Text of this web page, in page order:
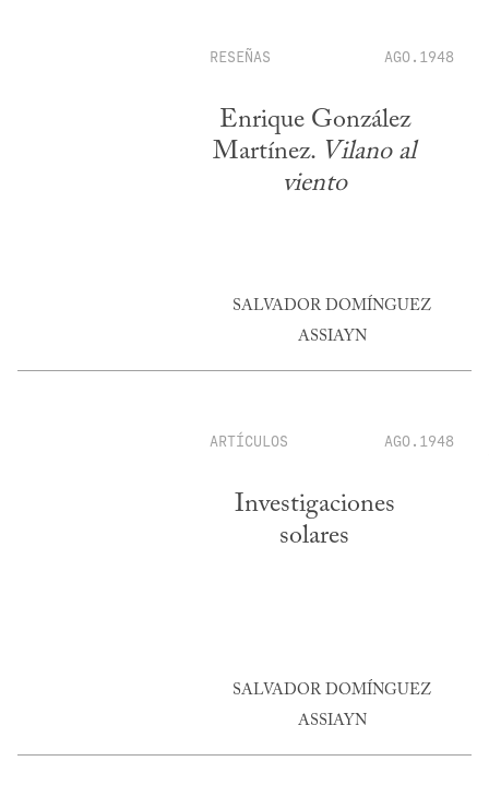
RESEÑAS AGO.1948
Enrique González
Martínez. Vilano al
viento
SALVADOR DOMÍNGUEZ
ASSIAYN
ARTÍCULOS AGO.1948
Investigaciones
solares
SALVADOR DOMÍNGUEZ
ASSIAYN